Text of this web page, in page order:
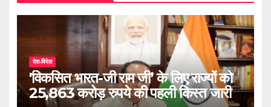
देश-विदेश
'विकसित भारत-जी राम जी’ के लिए राज्यों को
25,863 करोड़ रुपये की पहली किस्त जारी